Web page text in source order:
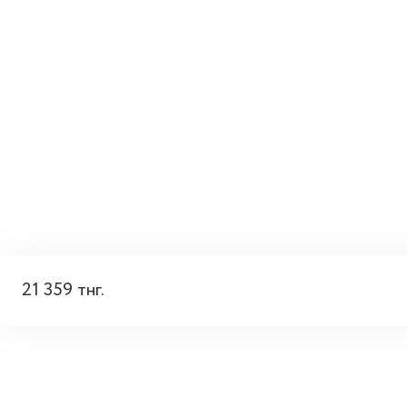
21 359 тнг.